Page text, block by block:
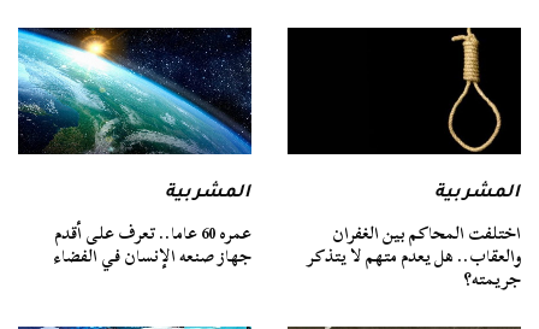
المشربية
اختلفت المحاكم بين الغفران
والعقاب.. هل يعدم متهم لا يتذكر
جريمته؟
المشربية
عمره 60 عاما.. تعرف على أقدم
جهاز صنعه الإنسان في الفضاء